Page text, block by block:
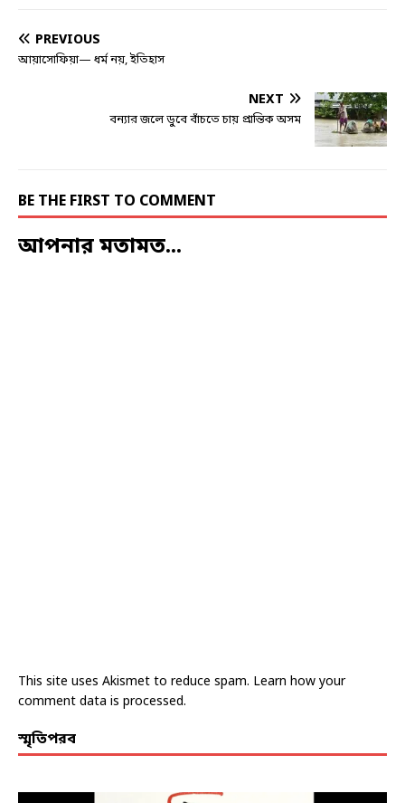
PREVIOUS
আয়াসোফিয়া— ধর্ম নয়, ইতিহাস
NEXT
বন্যার জলে ডুবে বাঁচতে চায় প্রান্তিক অসম
BE THE FIRST TO COMMENT
আপনার মতামত...
This site uses Akismet to reduce spam. Learn how your
comment data is processed.
স্মৃতিপরব